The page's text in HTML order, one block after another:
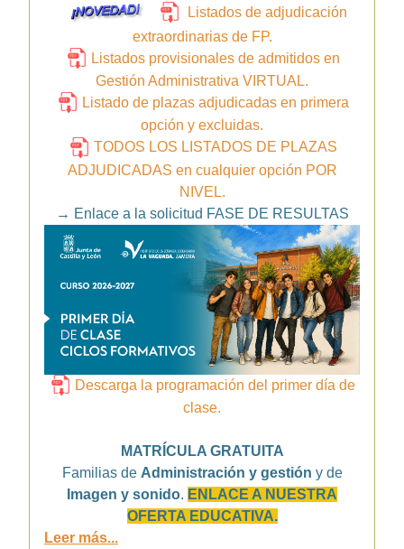
Listados de adjudicación
extraordinarias de FP.
Listados provisionales de admitidos en
Gestión Administrativa VIRTUAL.
Listado de plazas adjudicadas en primera
opción y excluidas.
TODOS LOS LISTADOS DE PLAZAS
ADJUDICADAS en cualquier opción POR
NIVEL.
→ Enlace a la solicitud FASE DE RESULTAS
Descarga la programación del primer día de
clase.
MATRÍCULA GRATUITA
Familias de Administración y gestión y de
Imagen y sonido. ENLACE A NUESTRA
OFERTA EDUCATIVA.
Leer más...